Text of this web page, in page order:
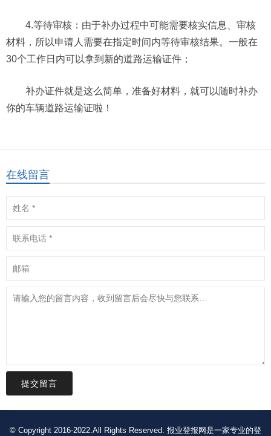
4.等待审核：由于补办过程中可能需要核实信息、审核
材料，所以申请人需要在指定时间内等待审核结果。一般在
30个工作日内可以拿到新的道路运输证件；
补办证件就是这么简单，准备好材料，就可以随时补办
你的车辆道路运输证啦！
在线留言
提交留言
© Copyright 2016-2022.All Rights Reserved. 报业登报网是一家专业的登